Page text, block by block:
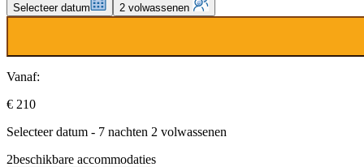
Selecteer datum 2 volwassenen
Vanaf:
€ 210
Selecteer datum - 7 nachten 2 volwassenen
2beschikbare accommodaties